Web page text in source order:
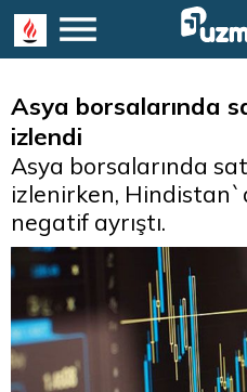
Asya borsalarında
izlendi
Asya borsalarında
izlenirken,
negatif ayrıştı.